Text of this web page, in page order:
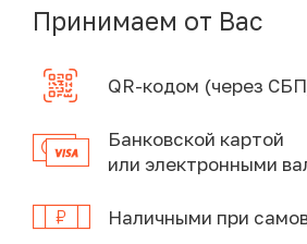
Принимаем от Вас
QR-кодом (через
Банковской картой
или электронными
Наличными при